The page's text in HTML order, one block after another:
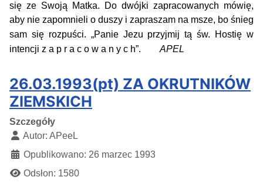
się ze Swoją Matka. Do dwójki zapracowanych mówię,
aby nie zapomnieli o duszy i zapraszam na msze, bo śnieg
sam się rozpuści. „Panie Jezu przyjmij tą św. Hostię w
intencji z a p r a c o w a n y c h”. APEL
26.03.1993(pt) ZA OKRUTNIKÓW
ZIEMSKICH
Szczegóły
Autor: APeeL
Opublikowano: 26 marzec 1993
Odsłon: 1580